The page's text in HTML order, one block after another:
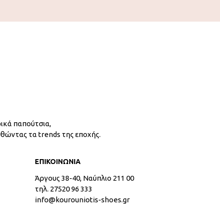
παπούτσια,
τα trends της εποχής.
ΕΠΙΚΟΙΝΩΝΙΑ
Άργους 38-40, Ναύπλιο 211 00
τηλ. 27520 96 333
info@kourouniotis-shoes.gr